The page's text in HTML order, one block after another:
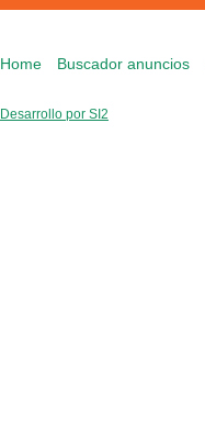
Home Buscador anuncios
Desarrollo por SI2